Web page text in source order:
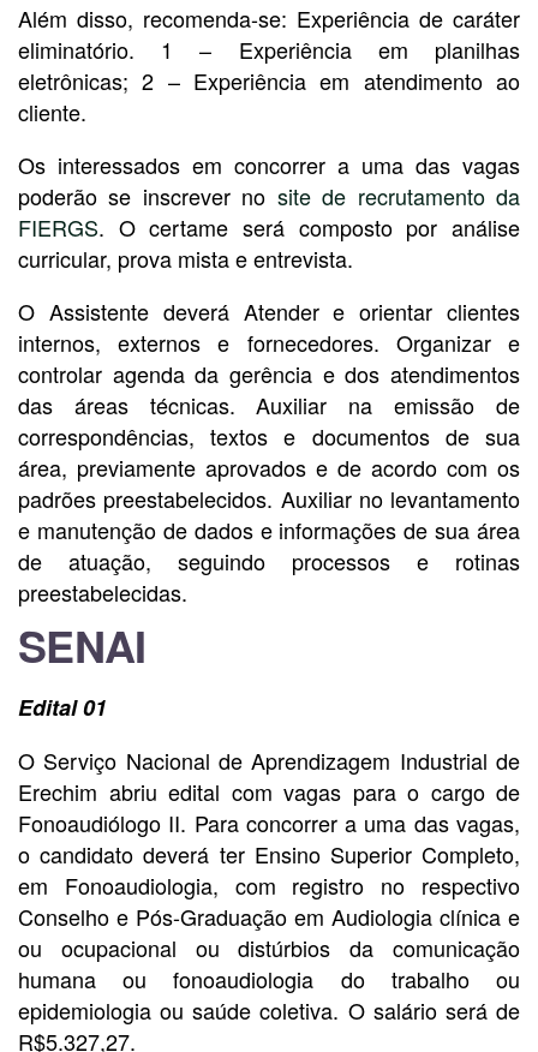
Além disso, recomenda-se: Experiência de caráter
eliminatório. 1 – Experiência em planilhas
eletrônicas; 2 – Experiência em atendimento ao
cliente.
Os interessados em concorrer a uma das vagas
poderão se inscrever no site de recrutamento da
FIERGS. O certame será composto por análise
curricular, prova mista e entrevista.
O Assistente deverá Atender e orientar clientes
internos, externos e fornecedores. Organizar e
controlar agenda da gerência e dos atendimentos
das áreas técnicas. Auxiliar na emissão de
correspondências, textos e documentos de sua
área, previamente aprovados e de acordo com os
padrões preestabelecidos. Auxiliar no levantamento
e manutenção de dados e informações de sua área
de atuação, seguindo processos e rotinas
preestabelecidas.
SENAI
Edital 01
O Serviço Nacional de Aprendizagem Industrial de
Erechim abriu edital com vagas para o cargo de
Fonoaudiólogo II. Para concorrer a uma das vagas,
o candidato deverá ter Ensino Superior Completo,
em Fonoaudiologia, com registro no respectivo
Conselho e Pós-Graduação em Audiologia clínica e
ou ocupacional ou distúrbios da comunicação
humana ou fonoaudiologia do trabalho ou
epidemiologia ou saúde coletiva. O salário será de
R$5.327,27.